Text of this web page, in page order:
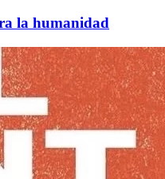
la humanidad